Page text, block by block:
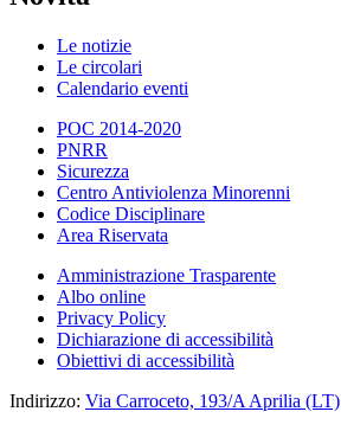
Le notizie
Le circolari
Calendario eventi
POC 2014-2020
PNRR
Sicurezza
Centro Antiviolenza Minorenni
Codice Disciplinare
Area Riservata
Amministrazione Trasparente
Albo online
Privacy Policy
Dichiarazione di accessibilità
Obiettivi di accessibilità
Indirizzo: Via Carroceto, 193/A Aprilia (LT)